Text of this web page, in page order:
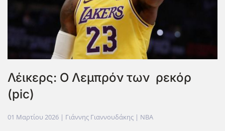
Λέικερς: Ο Λεμπρόν των ρεκόρ
(pic)
01 Μαρτίου 2026 | Γιάννης Γιαννουδάκης | NBA